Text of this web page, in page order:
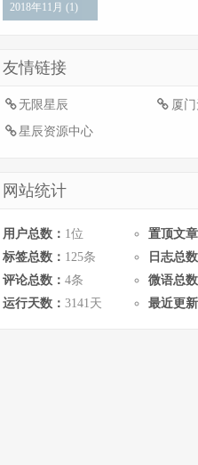
2018年11月 (1)
友情链接
无限星辰
厦
星辰资源中心
网站统计
用户总数： 1位 置顶文章
标签总数： 125条 日志总数
评论总数： 4条 微语总数
运行天数： 3141天 最近更新